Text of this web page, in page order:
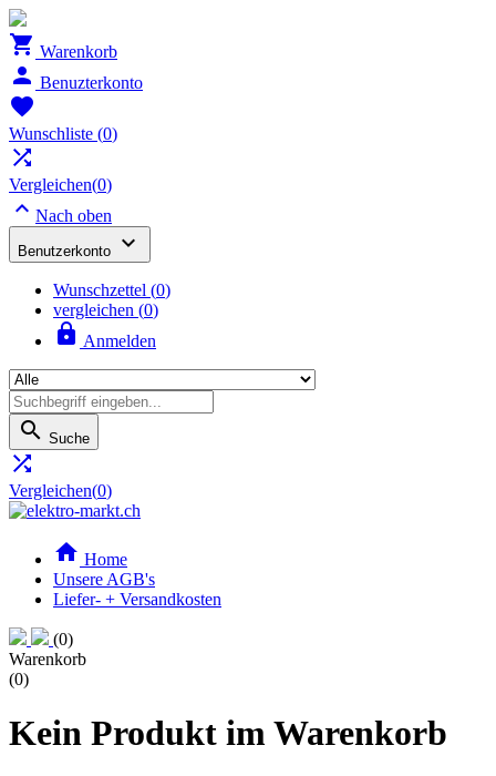
 Warenkorb
 Benuzterkonto

Wunschliste (0)

Vergleichen(0)
 Nach oben
Benutzerkonto 
Wunschzettel (0)
vergleichen (0)
 Anmelden
 Suche

Vergleichen(0)
 Home
Unsere AGB's
Liefer- + Versandkosten
(0)
Warenkorb
(0)
Kein Produkt im Warenkorb